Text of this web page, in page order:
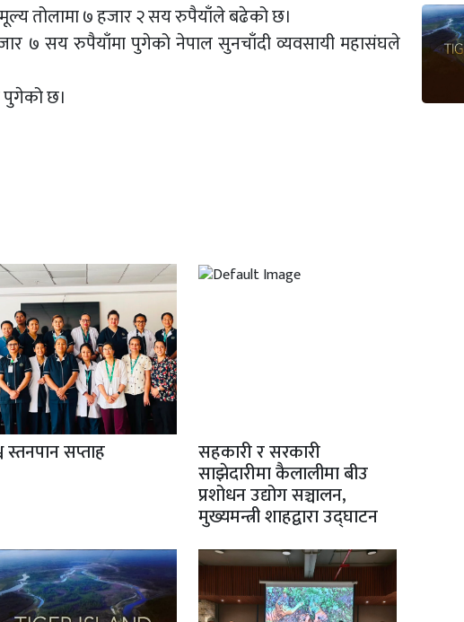
तोलामा ७ हजार २ सय रुपैयाँले बढेको छ।
७ सय रुपैयाँमा पुगेको नेपाल सुनचाँदी व्यवसायी महासंघले
पुगेको छ।
स्तनपान सप्ताह सहकारी र सरकारी
साझेदारीमा कैलालीमा बीउ
प्रशोधन उद्योग सञ्चालन,
मुख्यमन्त्री शाहद्वारा उद्घाटन